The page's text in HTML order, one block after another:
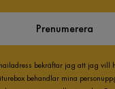
Prenumerera
bekräftar jag att jag vill
behandlar mina